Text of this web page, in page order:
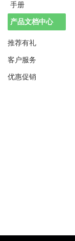
手册
产品文档中心
推荐有礼
客户服务
优惠促销